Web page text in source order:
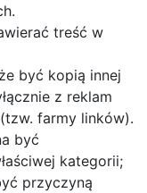
treść w
być kopią innej
z reklam
farmy linków).
być
kategorii;
przyczyną